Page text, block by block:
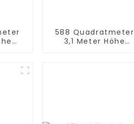
588 Quadratmeter
3,1 Meter Höhe